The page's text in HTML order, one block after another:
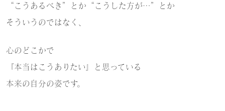
“こうあるべき”とか “こうした方が…”とか
そういうのではなく、
心のどこかで
『本当はこうありたい』と思っている
本来の自分の姿です。